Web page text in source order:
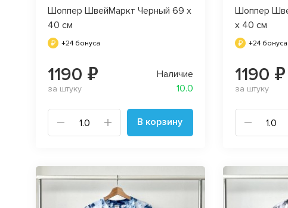
Шоппер ШвейМаркт Черный 69 х
40 см
+24 бонуса
1190 ₽
за штуку
Наличие
10.0
В корзину
Шоппер
х 40 см
+24 бонуса
1190 ₽
за штуку